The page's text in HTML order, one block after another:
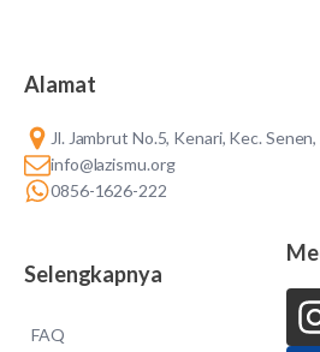
Alamat
Jl. Jambrut No.5, Kenari, Kec.
info@lazismu.org
0856-1626-222
Selengkapnya
FAQ